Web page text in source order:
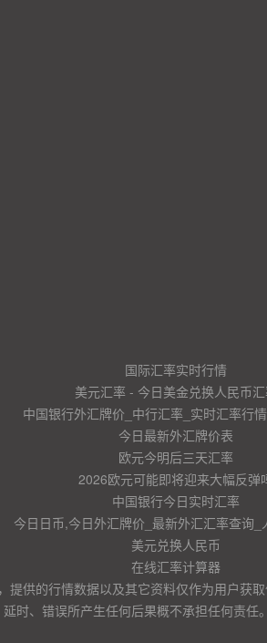
国际汇率实时行情
美元汇率 - 今日美金兑换人民币
中国银行外汇牌价_中行汇率_实时汇率行
今日最新外汇牌价表
欧元今明后三天汇率
2026欧元可能即将迎来大幅反弹
中国银行今日实时汇率
今日日币,今日外汇牌价_最新外汇汇率查询_
美元兑换人民币
在线汇率计算器
提供的行情数据以及其它资料仅作为用户获
时、错误所产生任何后果概不承担任何责任